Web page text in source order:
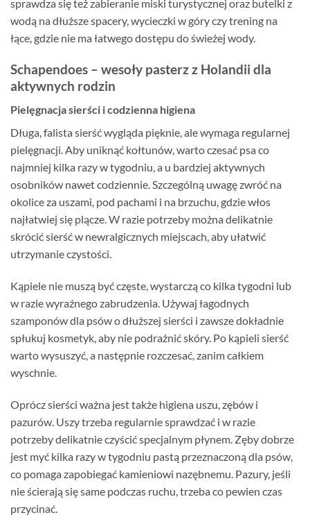
sprawdza się też zabieranie miski turystycznej oraz butelki z
wodą na dłuższe spacery, wycieczki w góry czy trening na
łące, gdzie nie ma łatwego dostępu do świeżej wody.
Schapendoes – wesoły pasterz z Holandii dla
aktywnych rodzin
Pielęgnacja sierści i codzienna higiena
Długa, falista sierść wygląda pięknie, ale wymaga regularnej
pielęgnacji. Aby uniknąć kołtunów, warto czesać psa co
najmniej kilka razy w tygodniu, a u bardziej aktywnych
osobników nawet codziennie. Szczególną uwagę zwróć na
okolice za uszami, pod pachami i na brzuchu, gdzie włos
najłatwiej się plącze. W razie potrzeby można delikatnie
skrócić sierść w newralgicznych miejscach, aby ułatwić
utrzymanie czystości.
Kąpiele nie muszą być częste, wystarczą co kilka tygodni lub
w razie wyraźnego zabrudzenia. Używaj łagodnych
szamponów dla psów o dłuższej sierści i zawsze dokładnie
spłukuj kosmetyk, aby nie podrażnić skóry. Po kąpieli sierść
warto wysuszyć, a następnie rozczesać, zanim całkiem
wyschnie.
Oprócz sierści ważna jest także higiena uszu, zębów i
pazurów. Uszy trzeba regularnie sprawdzać i w razie
potrzeby delikatnie czyścić specjalnym płynem. Zęby dobrze
jest myć kilka razy w tygodniu pastą przeznaczoną dla psów,
co pomaga zapobiegać kamieniowi nazębnemu. Pazury, jeśli
nie ścierają się same podczas ruchu, trzeba co pewien czas
przycinać.